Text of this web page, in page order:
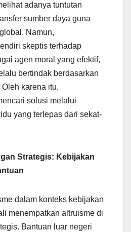
adanya tuntutan
sumber daya guna
Namun,
skeptis terhadap
agen moral yang efektif,
bertindak berdasarkan
karena itu,
solusi melalui
yang terlepas dari sekat-
Strategis: Kebijakan
dalam konteks kebijakan
menempatkan altruisme di
Bantuan luar negeri